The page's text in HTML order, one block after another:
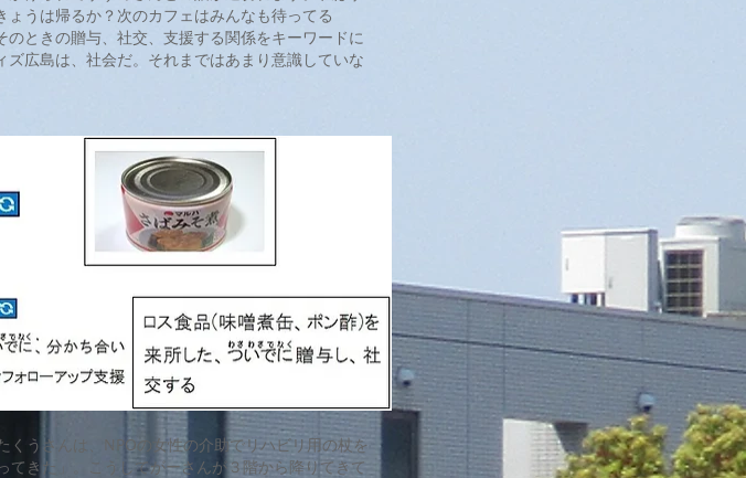
うは帰るか？次のカフェはみんなも待ってる
ときの贈与、社交、支援する関係をキーワードに
広島は、社会だ。それまではあまり意識していな
うさんは、NPOの女性の介助でリハビリ用の杖を
きた」。こうしてがーさんが３階から降りてきて